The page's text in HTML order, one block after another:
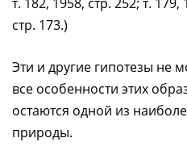
стр. 173.)
Эти и другие гипотезы не
все особенности этих
остаются одной из
природы.